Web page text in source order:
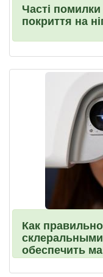
Часті
покриття на
Как
обеспечить